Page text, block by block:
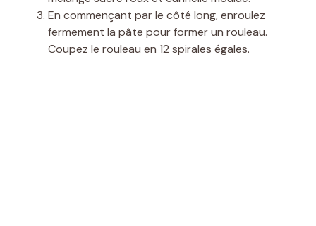
En commençant par le côté long, enroulez
fermement la pâte pour former un rouleau.
Coupez le rouleau en 12 spirales égales.